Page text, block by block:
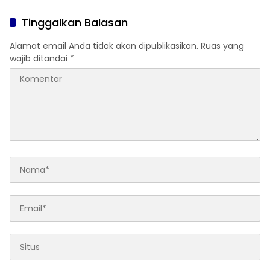
Tinggalkan Balasan
Alamat email Anda tidak akan dipublikasikan. Ruas yang
wajib ditandai *